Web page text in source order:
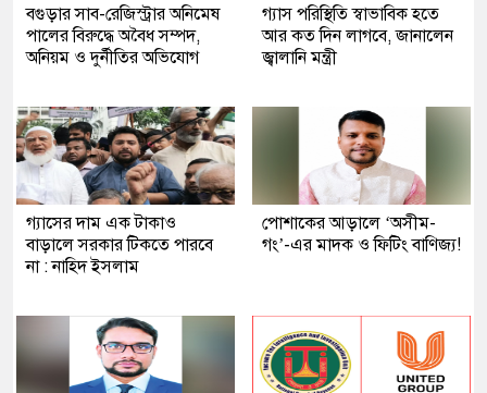
বগুড়ার সাব-রেজিস্ট্রার অনিমেষ
পালের বিরুদ্ধে অবৈধ সম্পদ,
অনিয়ম ও দুর্নীতির অভিযোগ
গ্যাস পরিস্থিতি স্বাভাবিক হতে
আর কত দিন লাগবে, জানালেন
জ্বালানি মন্ত্রী
গ্যাসের দাম এক টাকাও
বাড়ালে সরকার টিকতে পারবে
না : নাহিদ ইসলাম
পোশাকের আড়ালে ‘অসীম-
গং’-এর মাদক ও ফিটিং বাণিজ্য!